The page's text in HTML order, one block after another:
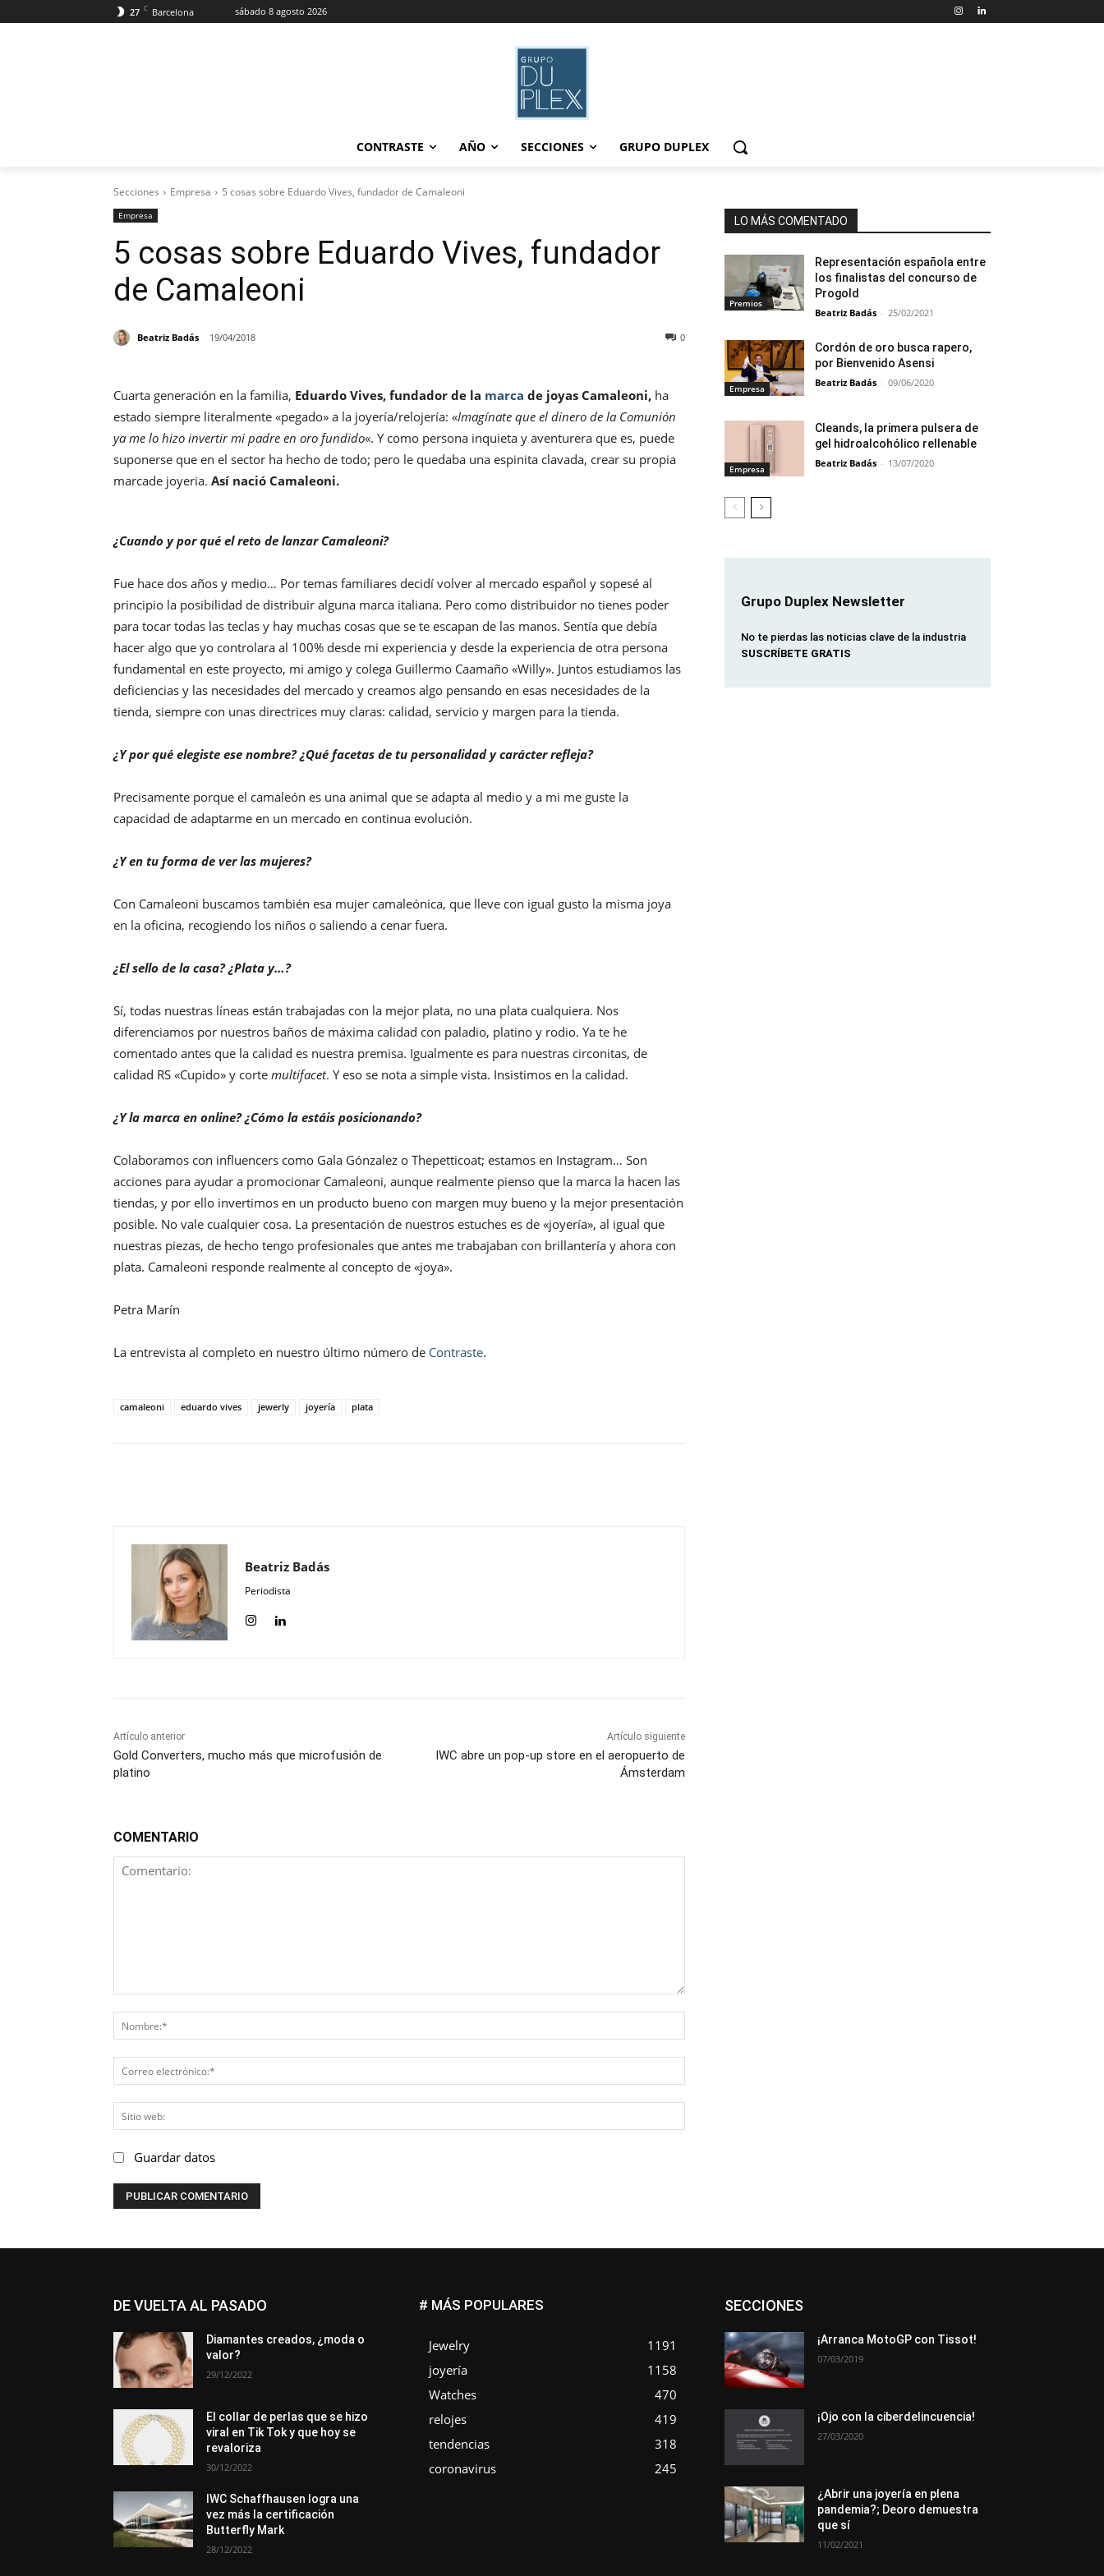
27 C Barcelona sábado 8 agosto 2026
CONTRASTE AÑO SECCIONES GRUPO DUPLEX
Secciones Empresa 5 cosas sobre Eduardo Vives, fundador de Camaleoni
Empresa
5 cosas sobre Eduardo Vives, fundador
de Camaleoni
Beatriz Badás 19/04/2018 0
Cuarta generación en la familia, Eduardo Vives, fundador de la marca de joyas Camaleoni, ha
estado siempre literalmente «pegado» a la joyería/relojería: «Imagínate que el dinero de la Comunión
ya me lo hizo invertir mi padre en oro fundido«. Y como persona inquieta y aventurera que es, puede
suponerse que en el sector ha hecho de todo; pero le quedaba una espinita clavada, crear su propia
marcade joyeria. Así nació Camaleoni.
¿Cuando y por qué el reto de lanzar Camaleoni?
Fue hace dos años y medio… Por temas familiares decidí volver al mercado español y sopesé al
principio la posibilidad de distribuir alguna marca italiana. Pero como distribuidor no tienes poder
para tocar todas las teclas y hay muchas cosas que se te escapan de las manos. Sentía que debía
hacer algo que yo controlara al 100% desde mi experiencia y desde la experiencia de otra persona
fundamental en este proyecto, mi amigo y colega Guillermo Caamaño «Willy». Juntos estudiamos las
deficiencias y las necesidades del mercado y creamos algo pensando en esas necesidades de la
tienda, siempre con unas directrices muy claras: calidad, servicio y margen para la tienda.
¿Y por qué elegiste ese nombre? ¿Qué facetas de tu personalidad y carácter refleja?
Precisamente porque el camaleón es una animal que se adapta al medio y a mi me guste la
capacidad de adaptarme en un mercado en continua evolución.
¿Y en tu forma de ver las mujeres?
Con Camaleoni buscamos también esa mujer camaleónica, que lleve con igual gusto la misma joya
en la oficina, recogiendo los niños o saliendo a cenar fuera.
¿El sello de la casa? ¿Plata y…?
Sí, todas nuestras líneas están trabajadas con la mejor plata, no una plata cualquiera. Nos
diferenciamos por nuestros baños de máxima calidad con paladio, platino y rodio. Ya te he
comentado antes que la calidad es nuestra premisa. Igualmente es para nuestras circonitas, de
calidad RS «Cupido» y corte multifacet. Y eso se nota a simple vista. Insistimos en la calidad.
¿Y la marca en online? ¿Cómo la estáis posicionando?
Colaboramos con influencers como Gala Gónzalez o Thepetticoat; estamos en Instagram… Son
acciones para ayudar a promocionar Camaleoni, aunque realmente pienso que la marca la hacen las
tiendas, y por ello invertimos en un producto bueno con margen muy bueno y la mejor presentación
posible. No vale cualquier cosa. La presentación de nuestros estuches es de «joyería», al igual que
nuestras piezas, de hecho tengo profesionales que antes me trabajaban con brillantería y ahora con
plata. Camaleoni responde realmente al concepto de «joya».
Petra Marín
La entrevista al completo en nuestro último número de Contraste.
camaleoni eduardo vives jewerly joyería plata
Beatriz Badás
Periodista
Artículo anterior
Gold Converters, mucho más que microfusión de
platino
Artículo siguiente
IWC abre un pop-up store en el aeropuerto de
Ámsterdam
COMENTARIO
electrónico:*
web:
Guardar datos
LO MÁS COMENTADO
Premios
Representación española entre
los finalistas del concurso de
Progold
Beatriz Badás - 25/02/2021
Empresa
Cordón de oro busca rapero,
por Bienvenido Asensi
Beatriz Badás - 09/06/2020
Empresa
Cleands, la primera pulsera de
gel hidroalcohólico rellenable
Beatriz Badás - 13/07/2020
Grupo Duplex Newsletter
No te pierdas las noticias clave de la industria
SUSCRÍBETE GRATIS
DE VUELTA AL PASADO
Diamantes creados, ¿moda o
valor?
29/12/2022
El collar de perlas que se hizo
viral en Tik Tok y que hoy se
revaloriza
30/12/2022
IWC Schaffhausen logra una
vez más la certificación
Butterfly Mark
28/12/2022
# MÁS POPULARES
Jewelry
1191
joyería
1158
Watches
470
relojes
419
tendencias
318
coronavirus
245
SECCIONESAsociaciones
Entrevistas
La Pluma de Pedro Pérez
Metales
Novedades
¡Arranca MotoGP con Tissot!
07/03/2019
¡Ojo con la ciberdelincuencia!
27/03/2020
¿Abrir una joyería en plena
pandemia?; Deoro demuestra
que sí
11/02/2021